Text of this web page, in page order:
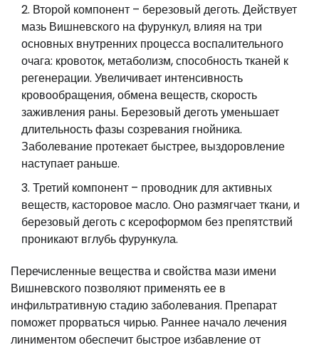
Второй компонент – березовый деготь. Действует
мазь Вишневского на фурункул, влияя на три
основных внутренних процесса воспалительного
очага: кровоток, метаболизм, способность тканей к
регенерации. Увеличивает интенсивность
кровообращения, обмена веществ, скорость
заживления раны. Березовый деготь уменьшает
длительность фазы созревания гнойника.
Заболевание протекает быстрее, выздоровление
наступает раньше.
Третий компонент – проводник для активных
веществ, касторовое масло. Оно размягчает ткани, и
березовый деготь с ксероформом без препятствий
проникают вглубь фурункула.
Перечисленные вещества и свойства мази имени
Вишневского позволяют применять ее в
инфильтративную стадию заболевания. Препарат
поможет прорваться чирью. Раннее начало лечения
линиментом обеспечит быстрое избавление от